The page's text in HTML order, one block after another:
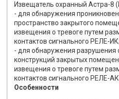
Извещатель охранный Астра-8
- для обнаружения
пространство закрытого
извещения о тревоге путем
контактов сигнального РЕЛЕ-ИК;
- для обнаружения разрушения
конструкций закрытых
извещения о тревоге путем
контактов сигнального РЕЛЕ-
Особенности